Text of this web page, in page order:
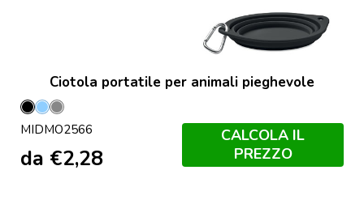
Ciotola portatile per animali pieghevole
Nero
Blu
Bambino
Grigio
Pietra
MIDMO2566
da €2,28
CALCOLA IL
PREZZO